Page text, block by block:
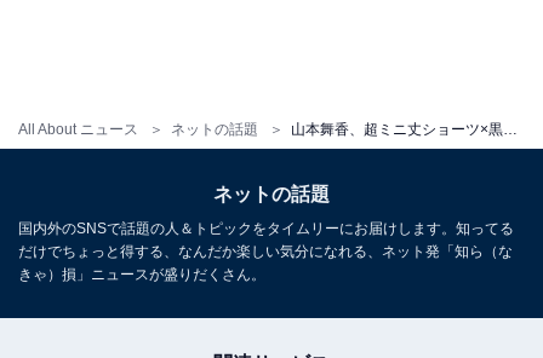
All About ニュース ネットの話題
ネットの話題
国内外のSNSで話題の人＆トピックをタイムリーにお届けします。知ってる
だけでちょっと得する、なんだか楽しい気分になれる、ネット発「知ら（な
きゃ）損」ニュースが盛りだくさん。